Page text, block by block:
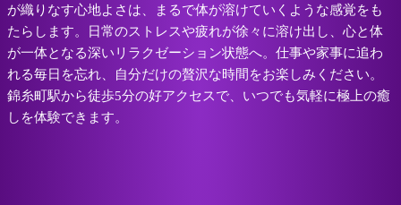
が織りなす心地よさは、まるで体が溶けていくような感覚をも
たらします。日常のストレスや疲れが徐々に溶け出し、心と体
が一体となる深いリラクゼーション状態へ。仕事や家事に追わ
れる毎日を忘れ、自分だけの贅沢な時間をお楽しみください。
錦糸町駅から徒歩5分の好アクセスで、いつでも気軽に極上の癒
しを体験できます。